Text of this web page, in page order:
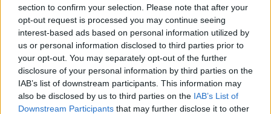
section to confirm your selection. Please note that after your
opt-out request is processed you may continue seeing
interest-based ads based on personal information utilized by
us or personal information disclosed to third parties prior to
your opt-out. You may separately opt-out of the further
disclosure of your personal information by third parties on the
IAB’s list of downstream participants. This information may
also be disclosed by us to third parties on the IAB’s List of
Downstream Participants that may further disclose it to other
2